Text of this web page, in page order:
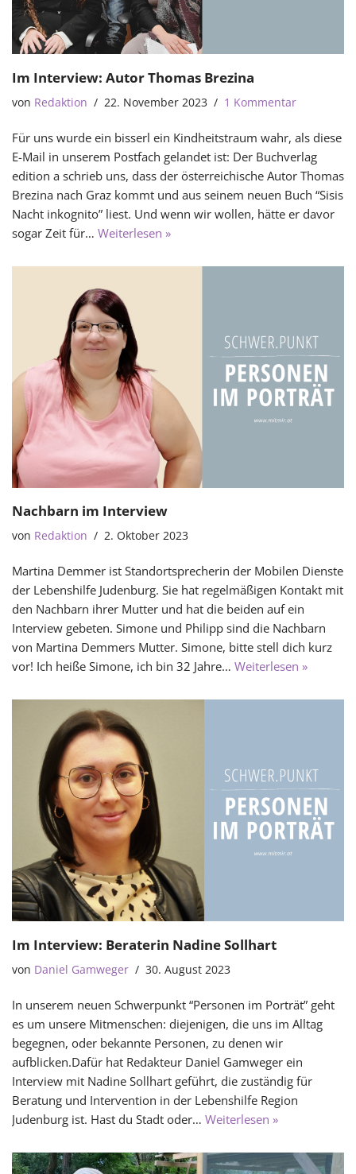
Im Interview: Autor Thomas Brezina
von Redaktion 22. November 2023 1 Kommentar
Für uns wurde ein bisserl ein Kindheitstraum wahr, als diese
E-Mail in unserem Postfach gelandet ist: Der Buchverlag
edition a schrieb uns, dass der österreichische Autor Thomas
Brezina nach Graz kommt und aus seinem neuen Buch “Sisis
Nacht inkognito” liest. Und wenn wir wollen, hätte er davor
sogar Zeit für… Weiterlesen »
Nachbarn im Interview
von Redaktion 2. Oktober 2023
Martina Demmer ist Standortsprecherin der Mobilen Dienste
der Lebenshilfe Judenburg. Sie hat regelmäßigen Kontakt mit
den Nachbarn ihrer Mutter und hat die beiden auf ein
Interview gebeten. Simone und Philipp sind die Nachbarn
von Martina Demmers Mutter. Simone, bitte stell dich kurz
vor! Ich heiße Simone, ich bin 32 Jahre… Weiterlesen »
Im Interview: Beraterin Nadine Sollhart
von Daniel Gamweger 30. August 2023
In unserem neuen Schwerpunkt “Personen im Porträt” geht
es um unsere Mitmenschen: diejenigen, die uns im Alltag
begegnen, oder bekannte Personen, zu denen wir
aufblicken.Dafür hat Redakteur Daniel Gamweger ein
Interview mit Nadine Sollhart geführt, die zuständig für
Beratung und Intervention in der Lebenshilfe Region
Judenburg ist. Hast du Stadt oder… Weiterlesen »